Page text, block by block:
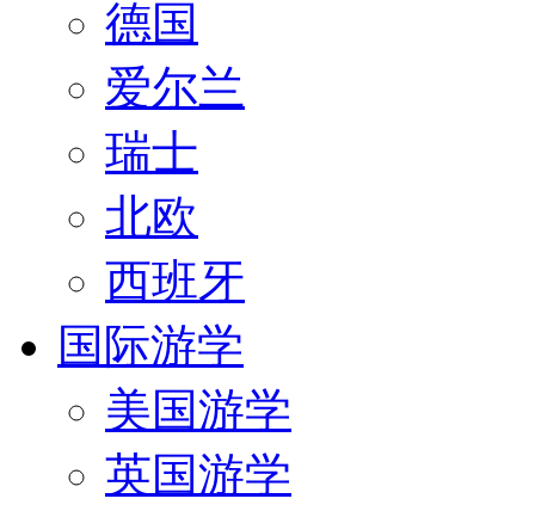
德国
爱尔兰
瑞士
北欧
西班牙
国际游学
美国游学
英国游学